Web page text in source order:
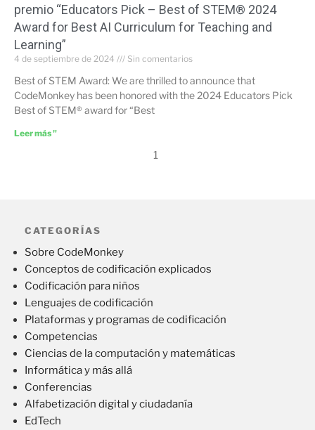
premio “Educators Pick – Best of STEM® 2024
Award for Best AI Curriculum for Teaching and
Learning”
4 de septiembre de 2024 Sin comentarios
Best of STEM Award: We are thrilled to announce that
CodeMonkey has been honored with the 2024 Educators Pick
Best of STEM® award for “Best
Leer más "
1
CATEGORÍAS
Sobre CodeMonkey
Conceptos de codificación explicados
Codificación para niños
Lenguajes de codificación
Plataformas y programas de codificación
Competencias
Ciencias de la computación y matemáticas
Informática y más allá
Conferencias
Alfabetización digital y ciudadanía
EdTech